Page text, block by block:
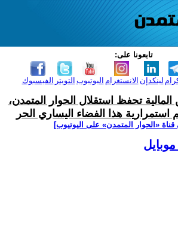
تابعونا على:
الفيسبوك التويتر اليوتيوب الانستغرام لينكدإن
المالية تحفظ استقلال الحوار المتمدن،
هذا الفضاء اليساري الحر
‫«الحوار المتمدن» على اليوتيوب]